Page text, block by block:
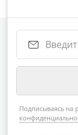
Подписываясь на